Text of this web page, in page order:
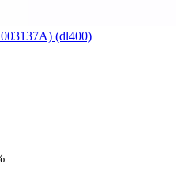
(dl400)